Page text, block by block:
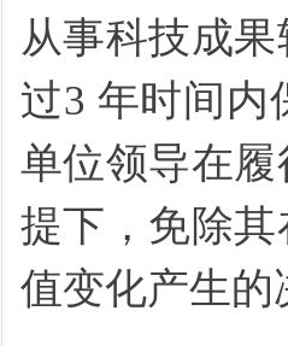
从事科技成
过3 年时间内
单位领导在
提下，免除
值变化产生的